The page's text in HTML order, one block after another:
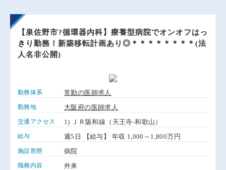
【泉佐野市?循環器内科】療養型病院でオンオフはっ
きり勤務！新築移転計画あり◎＊＊＊＊＊＊＊＊(法
人名非公開)
勤務体系 常勤の医師求人
勤務地 大阪府の医師求人
交通アクセス 1) ＪＲ阪和線（天王寺-和歌山）
給与 週5日 【給与】 年収 1,000～1,800万円
施設形態 病院
職務内容 外来